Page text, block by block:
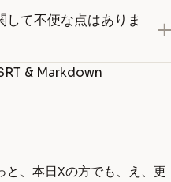
て不便な点はありま
& Markdown
と、本日Xの方でも、え、更